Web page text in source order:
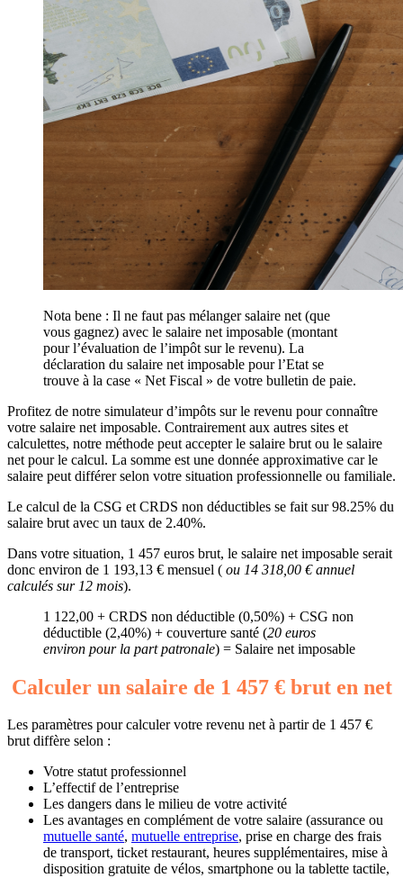
Nota bene : Il ne faut pas mélanger salaire net (que
vous gagnez) avec le salaire net imposable (montant
pour l’évaluation de l’impôt sur le revenu). La
déclaration du salaire net imposable pour l’Etat se
trouve à la case « Net Fiscal » de votre bulletin de paie.
Profitez de notre simulateur d’impôts sur le revenu pour connaître
votre salaire net imposable. Contrairement aux autres sites et
calculettes, notre méthode peut accepter le salaire brut ou le salaire
net pour le calcul. La somme est une donnée approximative car le
salaire peut différer selon votre situation professionnelle ou familiale.
Le calcul de la CSG et CRDS non déductibles se fait sur 98.25% du
salaire brut avec un taux de 2.40%.
Dans votre situation, 1 457 euros brut, le salaire net imposable serait
donc environ de 1 193,13 € mensuel ( ou 14 318,00 € annuel
calculés sur 12 mois).
1 122,00 + CRDS non déductible (0,50%) + CSG non
déductible (2,40%) + couverture santé (20 euros
environ pour la part patronale) = Salaire net imposable
Calculer un salaire de 1 457 € brut en net
Les paramètres pour calculer votre revenu net à partir de 1 457 €
brut diffère selon :
Votre statut professionnel
L’effectif de l’entreprise
Les dangers dans le milieu de votre activité
Les avantages en complément de votre salaire (assurance ou
mutuelle santé, mutuelle entreprise, prise en charge des frais
de transport, ticket restaurant, heures supplémentaires, mise à
disposition gratuite de vélos, smartphone ou la tablette tactile,